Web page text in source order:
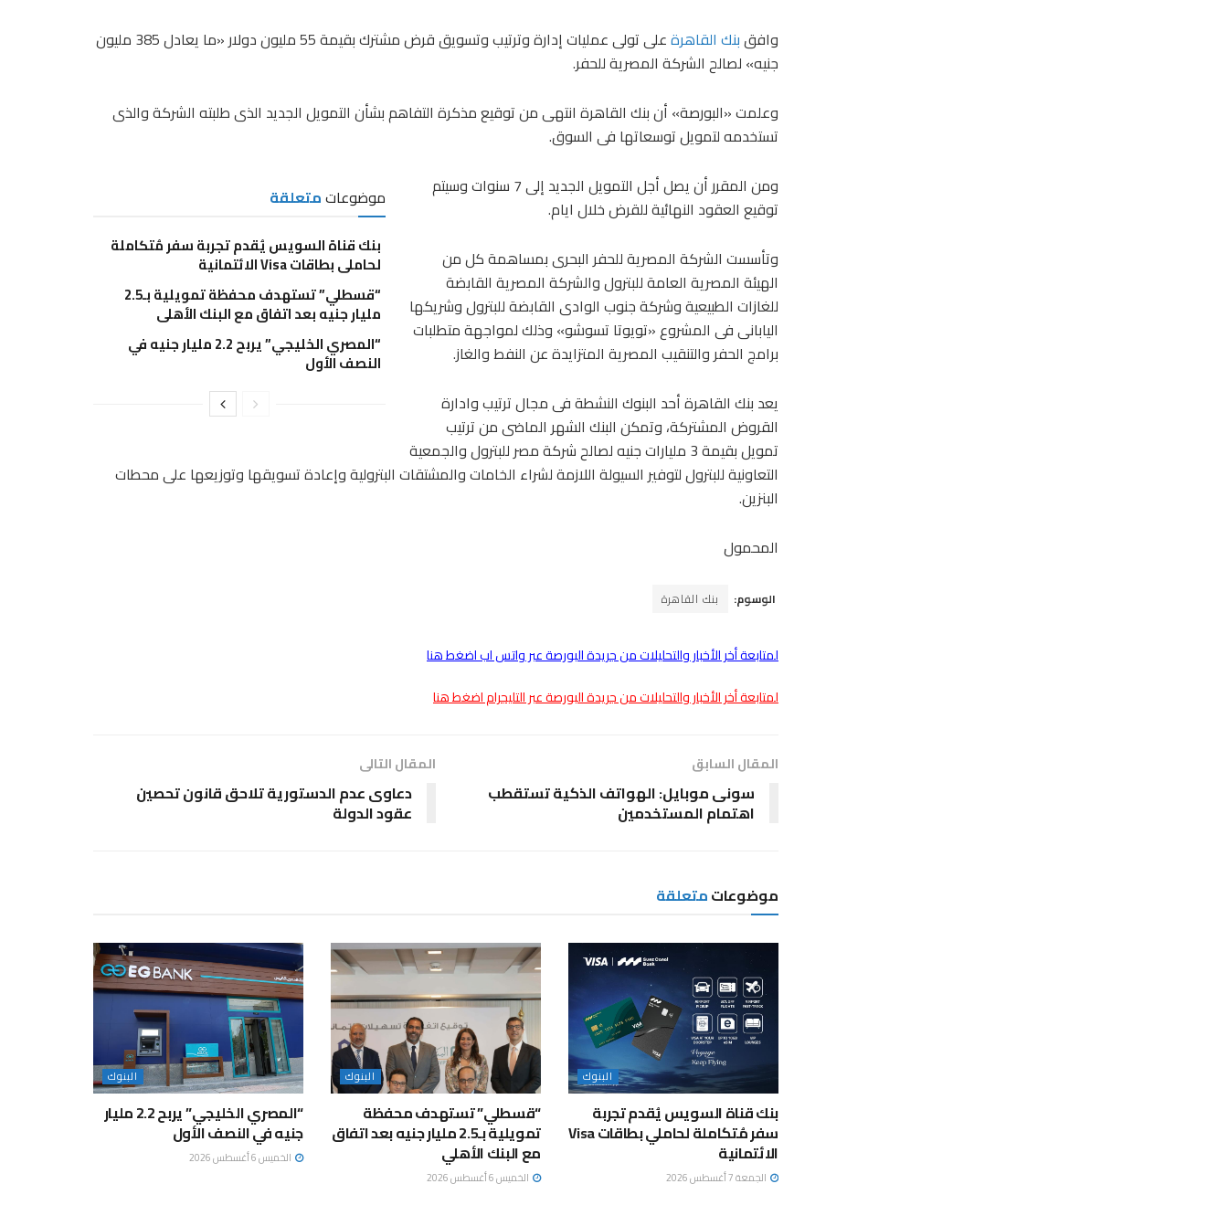
وافقبنك القاهرة
على تولى عمليات إدارة وترتيب وتسويق قرض مشترك بقيمة 55 مليون دولار «ما يعادل 385 مليون
جنيه» لصالح الشركة المصرية للحفر.
وعلمت «البورصة» أن بنك القاهرة انتهى من توقيع مذكرة التفاهم بشأن التمويل الجديد الذى طلبته الشركة والذى
تستخدمه لتمويل توسعاتها فى السوق.
موضوعاتمتعلقة
بنك قناة السويس يُقدم تجربة سفر مُتكاملة
لحاملي بطاقات Visa الائتمانية
“قسطلي” تستهدف محفظة تمويلية بـ2.5
مليار جنيه بعد اتفاق مع البنك الأهلي
“المصري الخليجي” يربح 2.2 مليار جنيه في
النصف الأول
ومن المقرر أن يصل أجل التمويل الجديد إلى 7 سنوات وسيتم
توقيع العقود النهائية للقرض خلال ايام.
وتأسست الشركة المصرية للحفر البحرى بمساهمة كل من
الهيئة المصرية العامة للبترول والشركة المصرية القابضة
للغازات الطبيعية وشركة جنوب الوادى القابضة للبترول وشريكها
اليابانى فى المشروع «تويوتا تسوشو» وذلك لمواجهة متطلبات
برامج الحفر والتنقيب المصرية المتزايدة عن النفط والغاز.
يعد بنك القاهرة أحد البنوك النشطة فى مجال ترتيب وادارة
القروض المشتركة، وتمكن البنك الشهر الماضى من ترتيب
تمويل بقيمة 3 مليارات جنيه لصالح شركة مصر للبترول والجمعية
التعاونية للبترول لتوفير السيولة اللازمة لشراء الخامات والمشتقات البترولية وإعادة تسويقها وتوزيعها على محطات
البنزين.
المحمول
الوسوم: بنك القاهرة
لمتابعة أخر الأخبار والتحليلات من جريدة البورصة عبر واتس اب اضغط هنا
لمتابعة أخر الأخبار والتحليلات من جريدة البورصة عبر التليجرام اضغط هنا
المقال السابق
سونى موبايل: الهواتف الذكية تستقطب
اهتمام المستخدمين
المقال التالى
دعاوى عدم الدستورية تلاحق قانون تحصين
عقود الدولة
موضوعاتمتعلقة
البنوك
بنك قناة السويس يُقدم تجربة
سفر مُتكاملة لحاملي بطاقات Visa
الائتمانية
الجمعة 7 أغسطس 2026
البنوك
“قسطلي” تستهدف محفظة
تمويلية بـ2.5 مليار جنيه بعد اتفاق
مع البنك الأهلي
الخميس 6 أغسطس 2026
البنوك
“المصري الخليجي” يربح 2.2 مليار
جنيه في النصف الأول
الخميس 6 أغسطس 2026